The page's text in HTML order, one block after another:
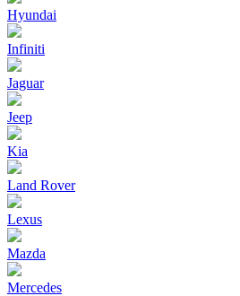
Hyundai
Infiniti
Jaguar
Jeep
Kia
Land Rover
Lexus
Mazda
Mercedes